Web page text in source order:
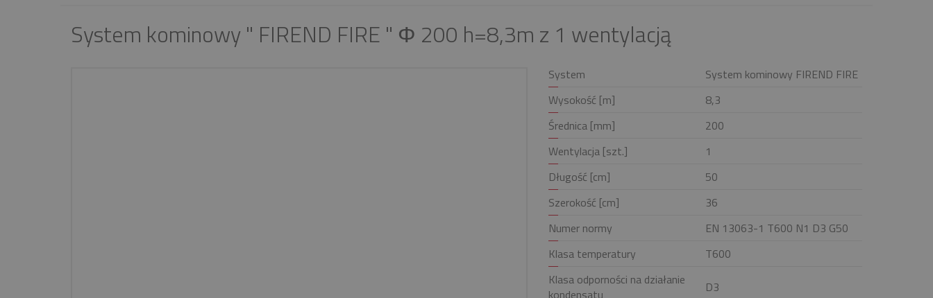
System kominowy " FIREND FIRE " Φ 200 h=8,3m z 1 wentylacją
System
System kominowy FIREND FIRE
Wysokość [m]
8,3
Średnica [mm]
200
Wentylacja [szt.]
1
Długość [cm]
50
Szerokość [cm]
36
Numer normy
EN 13063-1 T600 N1 D3 G50
Klasa temperatury
T600
Klasa odporności na działanie
kondensatu
D3